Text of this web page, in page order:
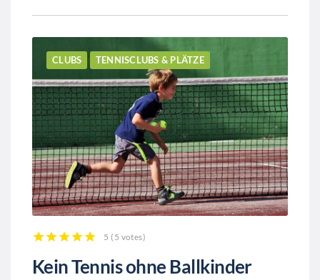
CLUBS TENNISCLUBS & PLÄTZE
5 ( 5 votes)
Kein Tennis ohne Ballkinder